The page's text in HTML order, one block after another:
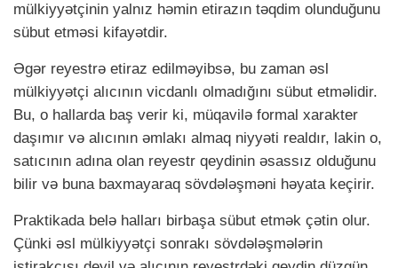
mülkiyyətçinin yalnız həmin etirazın təqdim olunduğunu
sübut etməsi kifayətdir.
Əgər reyestrə etiraz edilməyibsə, bu zaman əsl
mülkiyyətçi alıcının vicdanlı olmadığını sübut etməlidir.
Bu, o hallarda baş verir ki, müqavilə formal xarakter
daşımır və alıcının əmlakı almaq niyyəti realdır, lakin o,
satıcının adına olan reyestr qeydinin əsassız olduğunu
bilir və buna baxmayaraq sövdələşməni həyata keçirir.
Praktikada belə halları birbaşa sübut etmək çətin olur.
Çünki əsl mülkiyyətçi sonrakı sövdələşmələrin